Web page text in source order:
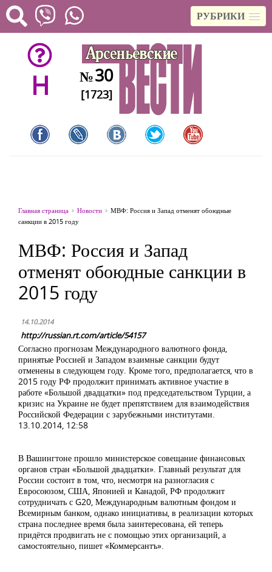
РУБРИКИ
H №30
[1723]
Главная страница Новости
МВФ: Россия и Запад отменят обоюдные
санкции в 2015 году
МВФ: Россия и Запад
отменят обоюдные санкции в
2015 году
14.10.2014
http://russian.rt.com/article/54157
Согласно прогнозам Международного валютного фонда,
принятые Россией и Западом взаимные санкции будут
отменены в следующем году. Кроме того, предполагается, что в
2015 году РФ продолжит принимать активное участие в
работе «Большой двадцатки» под председательством Турции, а
кризис на Украине не будет препятствием для взаимодействия
Российской Федерации с зарубежными институтами.
13.10.2014, 12:58
В Вашингтоне прошло министерское совещание финансовых
органов стран «Большой двадцатки». Главный результат для
России состоит в том, что, несмотря на разногласия с
Евросоюзом, США, Японией и Канадой, РФ продолжит
сотрудничать с G20, Международным валютным фондом и
Всемирным банком, однако инициативы, в реализации которых
страна последнее время была заинтересована, ей теперь
придётся продвигать не с помощью этих организаций, а
самостоятельно, пишет «Коммерсантъ».